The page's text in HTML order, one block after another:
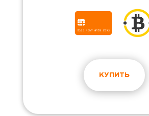
КУПИТЬ